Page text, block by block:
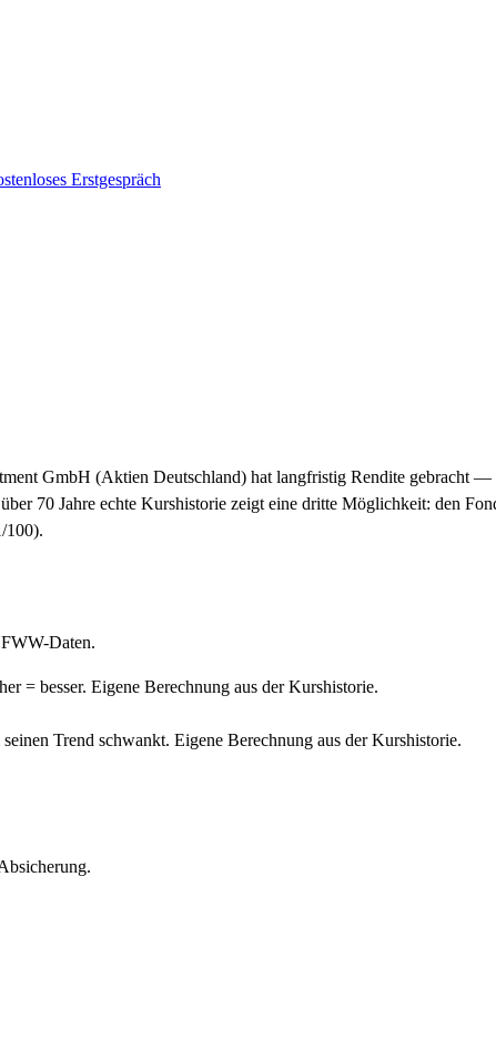
Erstgespräch
GmbH (Aktien Deutschland) hat langfristig Rendite gebracht —
über 70 Jahre echte Kurshistorie zeigt eine dritte Möglichkeit: den
/100).
Daten.
= besser. Eigene Berechnung aus der Kurshistorie.
Trend schwankt. Eigene Berechnung aus der Kurshistorie.